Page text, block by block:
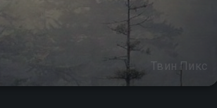
Твин Пикс